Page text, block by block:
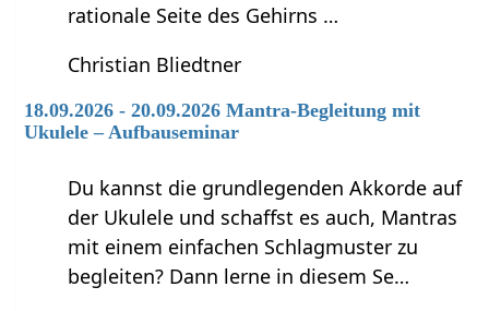
rationale Seite des Gehirns …
Christian Bliedtner
18.09.2026 - 20.09.2026 Mantra-Begleitung mit
Ukulele – Aufbauseminar
Du kannst die grundlegenden Akkorde auf
der Ukulele und schaffst es auch, Mantras
mit einem einfachen Schlagmuster zu
begleiten? Dann lerne in diesem Se…